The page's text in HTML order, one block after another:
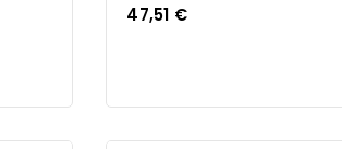
Prix
47,51 €